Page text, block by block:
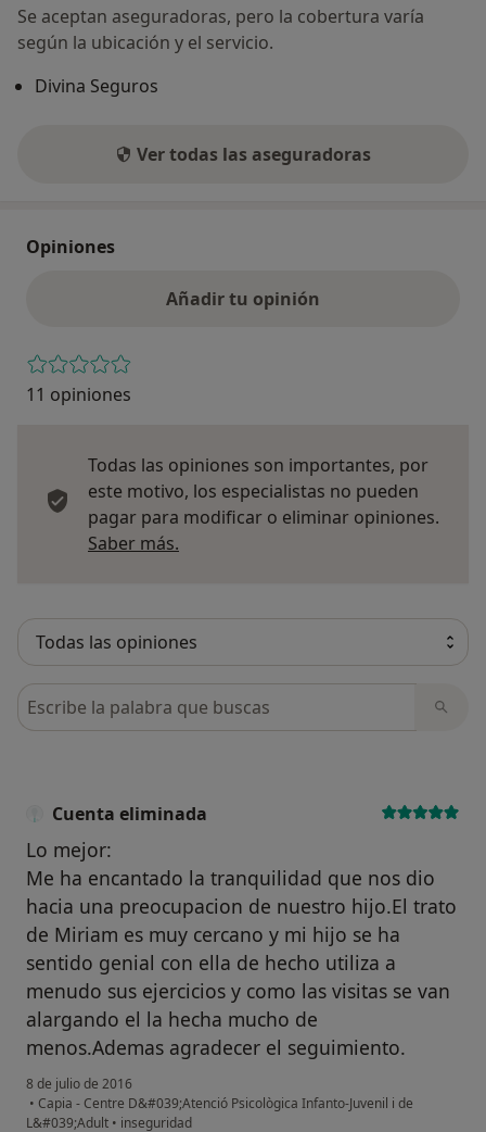
Se aceptan aseguradoras, pero la cobertura varía
según la ubicación y el servicio.
Divina Seguros
Ver todas las aseguradoras
Opiniones
Añadir tu opinión
11 opiniones
Todas las opiniones son importantes, por
este motivo, los especialistas no pueden
pagar para modificar o eliminar opiniones.
Saber más.
Busca en opiniones
Cuenta eliminada
Lo mejor:
Me ha encantado la tranquilidad que nos dio
hacia una preocupacion de nuestro hijo.El trato
de Miriam es muy cercano y mi hijo se ha
sentido genial con ella de hecho utiliza a
menudo sus ejercicios y como las visitas se van
alargando el la hecha mucho de
menos.Ademas agradecer el seguimiento.
8 de julio de 2016
• Capia - Centre D&#039;Atenció Psicològica Infanto-Juvenil i de
L&#039;Adult • inseguridad